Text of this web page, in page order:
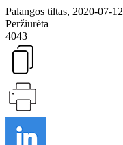
Palangos tiltas, 2020-07-12
Peržiūrėta
4043